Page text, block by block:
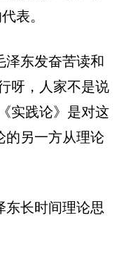
表。
泽东发奋苦读和
呀，人家不是说
实践论》是对这
的另一方从理论
东长时间理论思